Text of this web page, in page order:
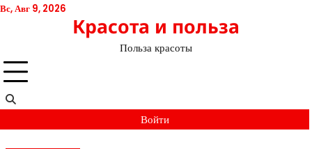
Перейти
Вс, Авг 9, 2026
Красота и польза
Польза красоты
Войти